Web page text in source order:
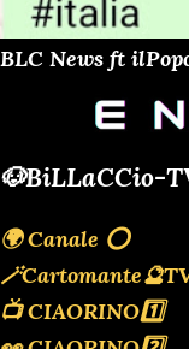
BLC News ft
🐶BiLLaCCio-
🌍 Canale ⭕️
📺 CIAORINO1️⃣